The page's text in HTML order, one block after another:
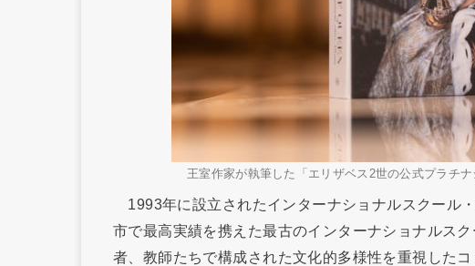
王室作家が執筆した「エリザベス2世の公式プラチ
1993年に設立されたインターナショナルスクール
市で最高実績を携えた最古のインターナショナルス
者、教師たちで構成された文化的多様性を重視した